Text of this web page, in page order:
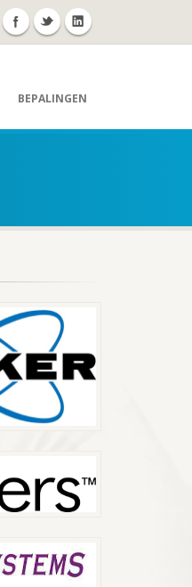
BEPALINGEN